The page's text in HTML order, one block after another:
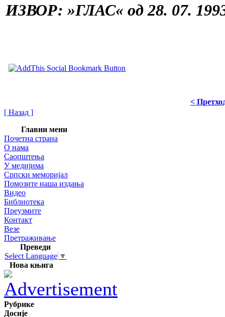
ИЗВОР: »ГЛАС« од 28. 07.
<
[ Назад ]
Главни мени
Почетна страна
О нама
Саопштења
У медијима
Српски меморијал
Помозите наша издања
Видео
Библиотека
Преузмите
Контакт
Везе
Претраживање
Преведи
Select Language ▼
Нова књига
Рубрике
Досије